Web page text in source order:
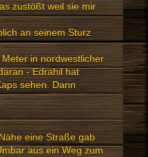
zustößt weil sie mir
an seinem Sturz
in nordwestlicher
- Edrahil hat
sehen. Dann
eine Straße gab
aus ein Weg zum